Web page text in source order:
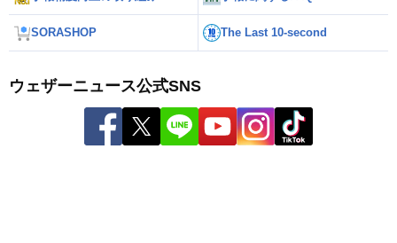
SORASHOP The Last 10-second
ウェザーニュース公式SNS